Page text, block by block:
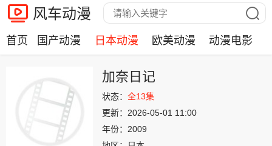
风车动漫
首页 国产动漫 日本动漫 欧美动漫 动漫电影
加奈日记
状态： 全13集
更新： 2026-05-01 11:00
年份： 2009